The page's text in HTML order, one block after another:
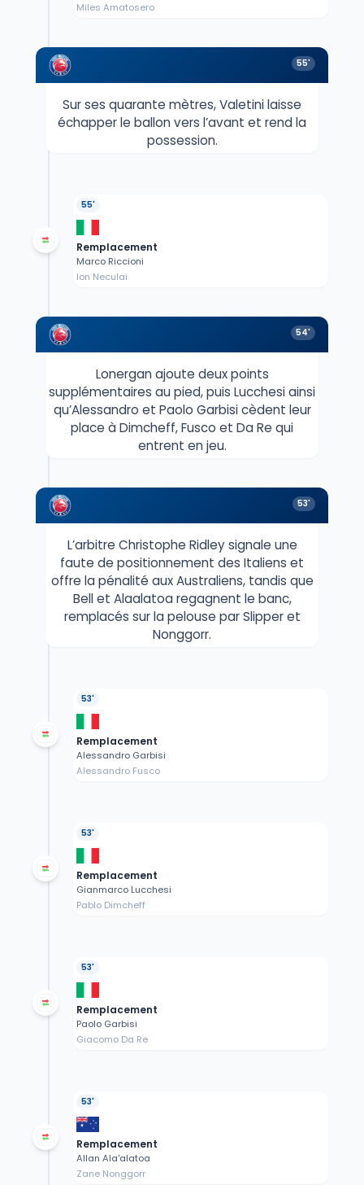
Miles Amatosero
55'
Sur ses quarante mètres, Valetini laisse
échapper le ballon vers l’avant et rend la
possession.
55'
Remplacement
Marco Riccioni
Ion Neculai
54'
Lonergan ajoute deux points
supplémentaires au pied, puis Lucchesi ainsi
qu’Alessandro et Paolo Garbisi cèdent leur
place à Dimcheff, Fusco et Da Re qui
entrent en jeu.
53'
L’arbitre Christophe Ridley signale une
faute de positionnement des Italiens et
offre la pénalité aux Australiens, tandis que
Bell et Alaalatoa regagnent le banc,
remplacés sur la pelouse par Slipper et
Nonggorr.
53'
Remplacement
Alessandro Garbisi
Alessandro Fusco
53'
Remplacement
Gianmarco Lucchesi
Pablo Dimcheff
53'
Remplacement
Paolo Garbisi
Giacomo Da Re
53'
Remplacement
Allan Ala'alatoa
Zane Nonggorr